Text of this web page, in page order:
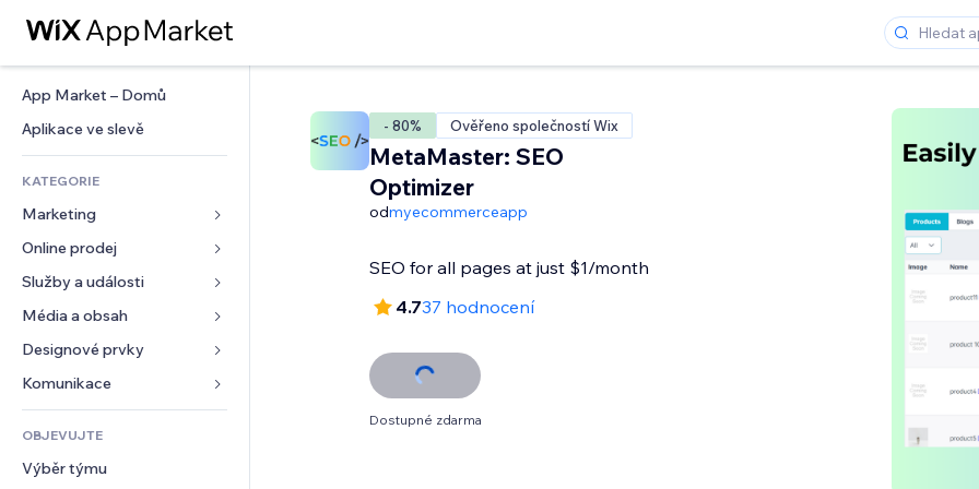
App Market – Domů
Aplikace ve slevě
KATEGORIE
Marketing
Reklamy
Mobilní zařízení
Analytika
Výpisy webu
E‑mail
Online prodej
Aplikace pro obchody
Doprava a doručení
Tlačítka pro prodej
Účetnictví
Kupóny a věrnostní programy
Služby a události
Ubytování
Události
Restaurace
Nemovitosti
Rezervace
Média a obsah
Galerie
Hudba
Podcasty
Fotografie
Video
Designové prvky
Mapy a navigace
Soukromí a bezpečnost
Hodiny
Šablony stránek
Formuláře
Ankety
OBJEVUJTE
Výběr týmu
- 80% Ověřeno společností Wix
MetaMaster: SEO
Optimizer
odmyecommerceapp
SEO for all pages at just $1/month
4.737 hodnocení
Dostupné zdarma